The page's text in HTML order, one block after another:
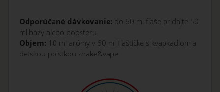
Odporúčané dávkovanie: do 60 ml fľaše pridajte 50
ml bázy alebo boosteru
Objem: 10 ml arómy v 60 ml fľaštičke s kvapkadlom a
detskou poistkou shake&vape